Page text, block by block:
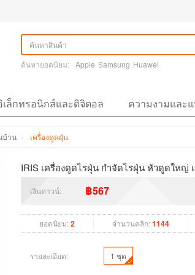
ค้นหายอดนิยม: Apple Samsung Huawei
เล็กทรอนิกส์และดิจิตอล ความงามและ
บ้าน เครื่องดูดฝุ่น
IRIS เครื่องดูดไรฝุ่น กำจัดไรฝุ่น หัวดูดใหญ่
เงินดาวน์: ฿567
ยอดนิยม:2 จำนวนคลิก:1144
รายละเอียด: 1 ชุด